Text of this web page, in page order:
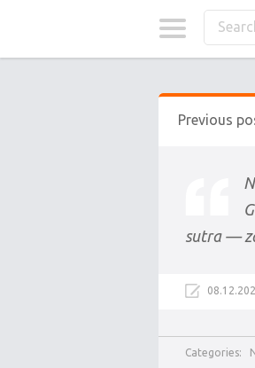
Previous
sutra —
Categories: